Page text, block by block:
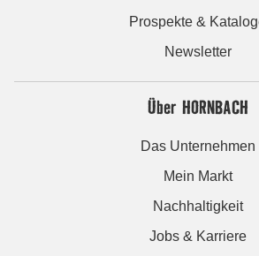
Prospekte &
Newsletter
Über HORNBACH
Das Unternehmen
Mein Markt
Nachhaltigkeit
Jobs & Karriere